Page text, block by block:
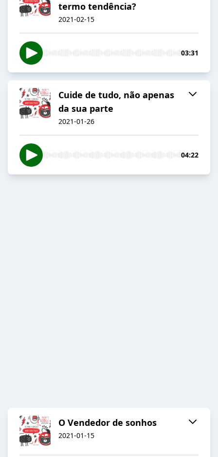
termo tendência?
2021-02-15
03:31
Cuide de tudo, não apenas
da sua parte
2021-01-26
04:22
O Vendedor de sonhos
2021-01-15